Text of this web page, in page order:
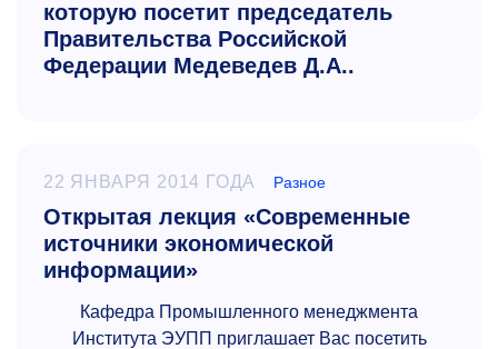
которую посетит председатель
Правительства Российской
Федерации Медеведев Д.А..
22 ЯНВАРЯ 2014 ГОДА Разное
Открытая лекция «Современные
источники экономической
информации»
Кафедра Промышленного менеджмента
Института ЭУПП приглашает Вас посетить